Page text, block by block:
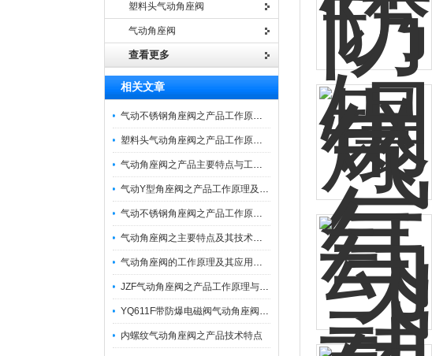
塑料头气动角座阀
气动角座阀
查看更多
相关文章
气动不锈钢角座阀之产品工作原理与特点应用
塑料头气动角座阀之产品工作原理与技术参数
气动角座阀之产品主要特点与工作原理分享
气动Y型角座阀之产品工作原理及特点
气动不锈钢角座阀之产品工作原理及主要特点与应用
气动角座阀之主要特点及其技术参数
气动角座阀的工作原理及其应用范围
JZF气动角座阀之产品工作原理与参数
YQ611F带防爆电磁阀气动角座阀之产品工作原理与参数
内螺纹气动角座阀之产品技术特点